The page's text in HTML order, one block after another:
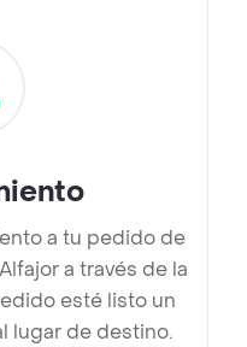
a tu pedido de
a través de la
esté listo un
lugar de destino.